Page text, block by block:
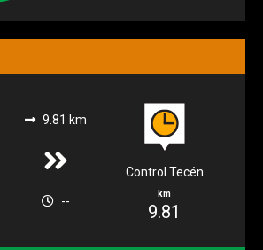
9.81 km
--
Control Tecén
km
9.81